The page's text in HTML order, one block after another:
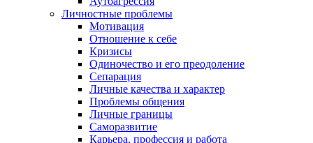
Личностные проблемы
Мотивация
Отношение к себе
Кризисы
Одиночество и его преодоление
Сепарация
Личные качества и характер
Проблемы общения
Личные границы
Саморазвитие
Карьера, профессия и работа